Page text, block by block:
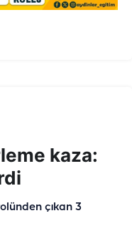
kaza:
çıkan 3